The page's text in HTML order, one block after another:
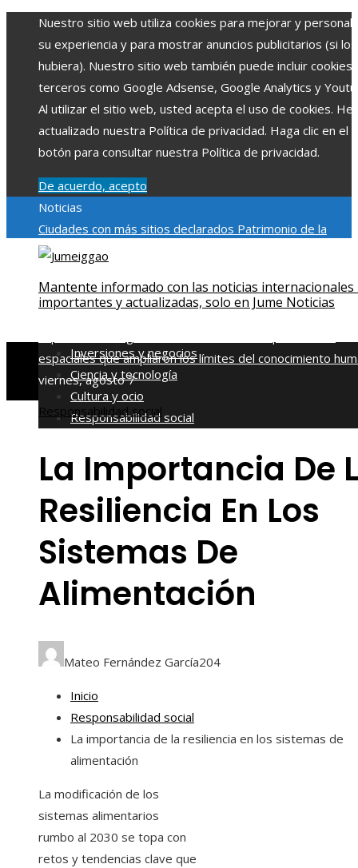
Nuestro sitio web utiliza cookies para mejorar y
su experiencia y para mostrar anuncios publicitarios (si los
hubiera). Nuestro sitio web también puede incluir cookies
terceros como Google Adsense, Google Analytics y
Al utilizar el sitio web, usted acepta el uso de cookies.
actualizado nuestra Política de privacidad. Haga clic en el
botón para consultar nuestra Política de privacidad.
De acuerdo, acepto
Noticias
Ciudades con más sitios declarados Patrimonio de la
Humanidad y su importancia
la inversión productiva y reducir la fragmentación
en Bosnia y Herzegovina
La gran depresión de 1929 y su
espaciales que ampliaron los límites del conocimiento
viernes, agosto 7
Mantente informado con las noticias internacionales
importantes y actualizadas, solo en Jume Noticias
Inversiones y negocios
Ciencia y tecnología
Cultura y ocio
Responsabilidad social
Responsabilidad social
La Importancia De
Resiliencia En Los
Sistemas De
Alimentación
Mateo Fernández García204
Inicio
Responsabilidad social
La importancia de la resiliencia en los sistemas de
alimentación
La modificación de los
sistemas alimentarios
rumbo al 2030 se topa con
retos y tendencias clave que